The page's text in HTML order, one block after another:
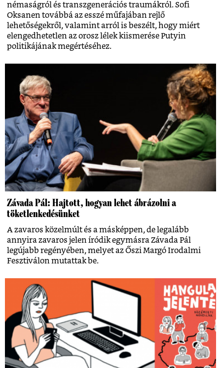
némaságról és transzgenerációs traumákról. Sofi
Oksanen továbbá az esszé műfajában rejlő
lehetőségekről, valamint arról is beszélt, hogy miért
elengedhetetlen az orosz lélek kiismerése Putyin
politikájának megértéséhez.
Závada Pál: Hajtott, hogyan lehet ábrázolni a
töketlenkedésünket
A zavaros közelmúlt és a másképpen, de legalább
annyira zavaros jelen íródik egymásra Závada Pál
legújabb regényében, melyet az Őszi Margó Irodalmi
Fesztiválon mutattak be.